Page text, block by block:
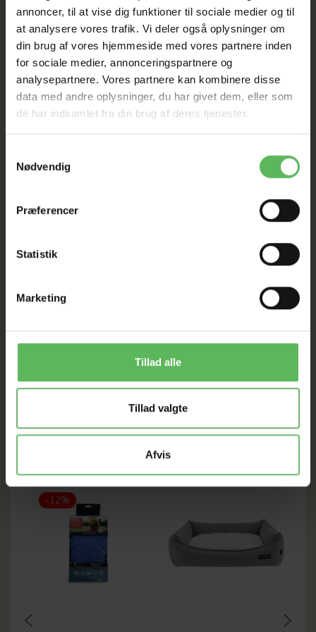
annoncer, til at vise dig funktioner til sociale medier og til
at analysere vores trafik. Vi deler også oplysninger om
din brug af vores hjemmeside med vores partnere inden
for sociale medier, annonceringspartnere og
analysepartnere. Vores partnere kan kombinere disse
data med andre oplysninger, du har givet dem, eller som
de har indsamlet fra din brug af deres tjenester.
Nødvendig
Præferencer
Statistik
Marketing
Tillad alle
Tillad valgte
Afvis
Tilbud GÆLDER IKKE
I FYSISK BUTIKKERE
BESKRIVELSE
Vaskbar ved 30 grader
Medium 58,5*58,5*15cm
ANDRE FANDT OGSÅ
Populær
-12%
-12%